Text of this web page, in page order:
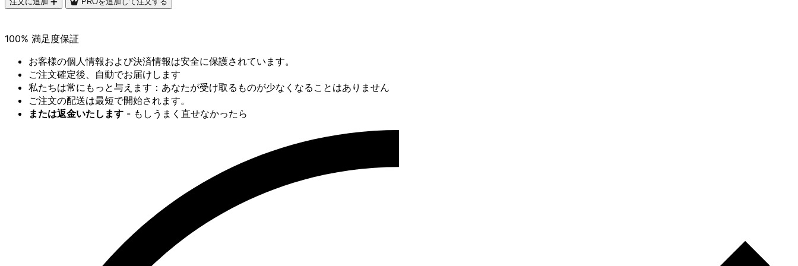
100% 満足度保証
お客様の個人情報および決済情報は安全に保護されています。
ご注文確定後、自動でお届けします
私たちは常にもっと与えます：あなたが受け取るものが少なくなることはありません
ご注文の配送は最短で開始されます。
または返金いたします - もしうまく直せなかったら